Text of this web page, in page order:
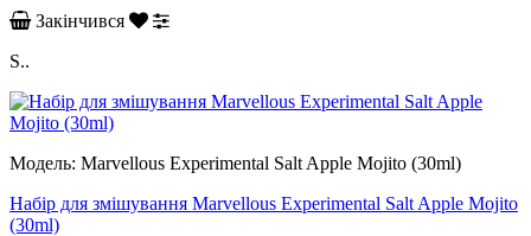
Закінчився
S..
Модель: Marvellous Experimental Salt Apple Mojito (30ml)
Набір для змішування Marvellous Experimental Salt Apple Mojito
(30ml)